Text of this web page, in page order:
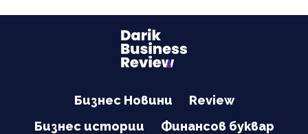
Бизнес Новини
Review
Бизнес истории
Финансов буквар